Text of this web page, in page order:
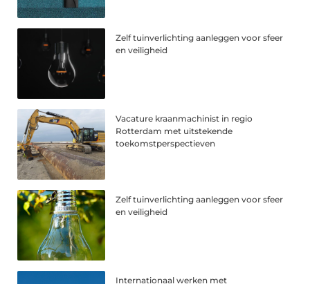
Zelf tuinverlichting aanleggen voor sfeer
en veiligheid
Vacature kraanmachinist in regio
Rotterdam met uitstekende
toekomstperspectieven
Zelf tuinverlichting aanleggen voor sfeer
en veiligheid
Internationaal werken met